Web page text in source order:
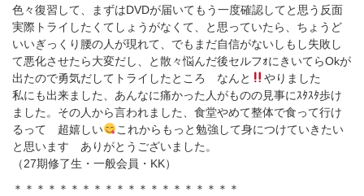
色々復習して、まずはDVDが届いてもう一度確認してと思う反面
実際トライしたくてしょうがなくて、と思っていたら、ちょうど
いいぎっくり腰の人が現れて、でもまだ自信がないしもし失敗し
て悪化させたら大変だし、と散々悩んだ後セルフｫにきいてらOkが
出たので勇気だしてトライしたところ なんと
やりました
私にも出来ました、あんなに痛かった人がものの見事にｽﾀｽﾀ歩け
ました。その人から言われました、食堂やめて整体で食って行け
るって 超嬉しい
これからもっと勉強して身につけていきたい
と思います ありがとうございました。
（27期修了生・一般会員・ KK）
＊＊＊＊＊＊＊＊＊＊＊＊＊＊＊＊＊＊＊＊